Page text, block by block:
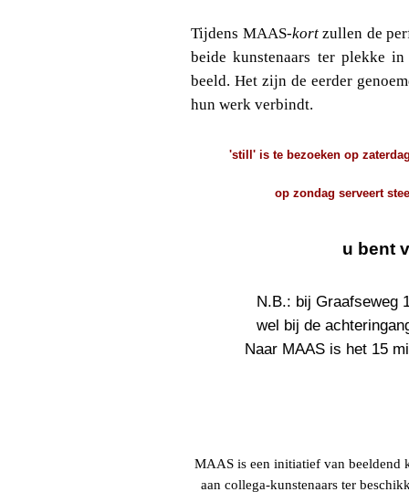
Tijdens MAAS-kortzullen de
beide kunstenaars ter plekke
beeld. Het zijn de eerder
hun werk verbindt.
'still' is te bezoeken op
op zondag serveert
u bent
N.B.: bij Graafseweg
wel bij de
Naar MAAS is het 15
MAAS is een initiatief van beeldend
aan collega-kunstenaars ter